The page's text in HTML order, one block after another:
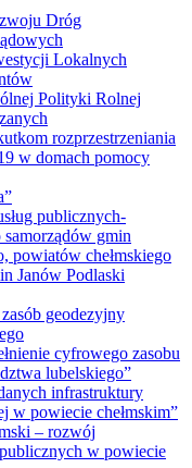
Dróg
Lokalnych
Polityki Rolnej
rozprzestrzeniania
w domach pomocy
publicznych-
gmin
powiatów chełmskiego
Janów Podlaski
geodezyjny
cyfrowego zasobu
lubelskiego”
infrastruktury
w powiecie chełmskim”
– rozwój
w powiecie